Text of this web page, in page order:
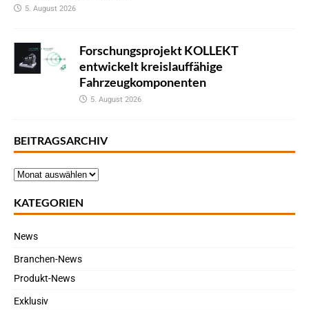
5. August 2026
Forschungsprojekt KOLLEKT
entwickelt kreislauffähige
Fahrzeugkomponenten
5. August 2026
BEITRAGSARCHIV
KATEGORIEN
News
Branchen-News
Produkt-News
Exklusiv